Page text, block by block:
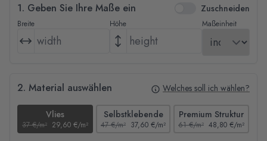
1. Geben Sie Ihre Maße ein Zuschneiden
Breite Höhe Maßeinheit
2. Material auswählen Welches soll ich wählen?
Vlies
37 €/m² 29,60 €/m²
Selbstklebende
47 €/m² 37,60 €/m²
Premium Struktur
61 €/m² 48,80 €/m²